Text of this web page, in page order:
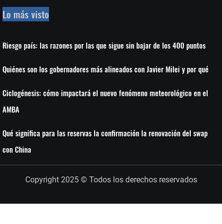
Lo más visto
Riesgo país: las razones por las que sigue sin bajar de los 400 puntos
Quiénes son los gobernadores más alineados con Javier Milei y por qué
Ciclogénesis: cómo impactará el nuevo fenómeno meteorológico en el
AMBA
Qué significa para las reservas la confirmación la renovación del swap
con China
Copyright 2025 © Todos los derechos reservados